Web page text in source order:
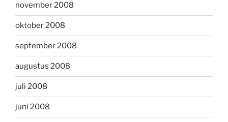
november 2008
oktober 2008
september 2008
augustus 2008
juli 2008
juni 2008